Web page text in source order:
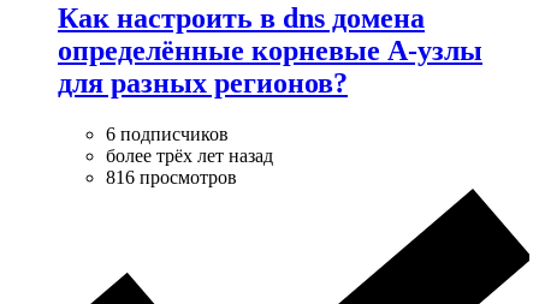
Как настроить в dns домена
определённые корневые А-узлы
для разных регионов?
6 подписчиков
более трёх лет назад
816 просмотров